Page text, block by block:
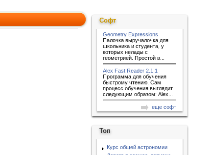
Софт
Geometry Expressions
Палочка выручалочка для
школьника и студента, у
которых нелады с
геометрией. Простой в...
Alex Fast Reader 2.1.1
Программа для обучения
быстрому чтению. Сам
процесс обучения выглядит
следующим образом: Alex...
еще софт
Топ
Курс общей астрономии